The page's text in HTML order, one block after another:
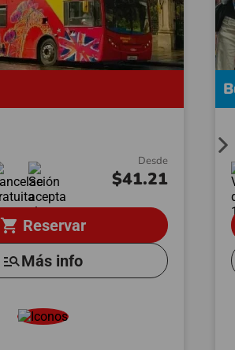
Desde
$41.21
shopping_cartReservar
manage_searchMás info